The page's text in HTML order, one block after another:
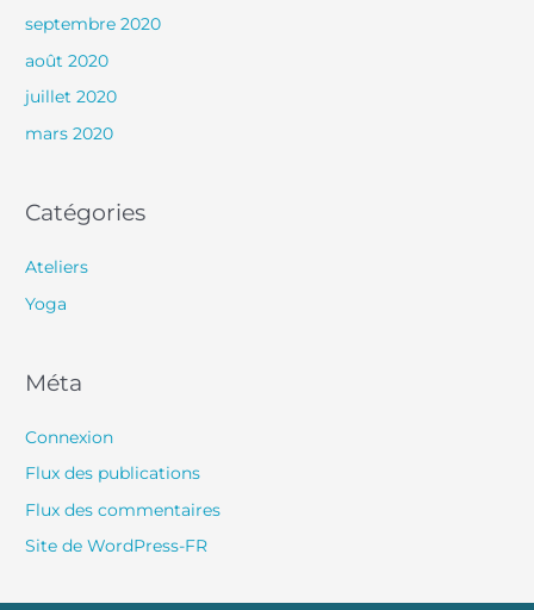
septembre 2020
août 2020
juillet 2020
mars 2020
Catégories
Ateliers
Yoga
Méta
Connexion
Flux des publications
Flux des commentaires
Site de WordPress-FR